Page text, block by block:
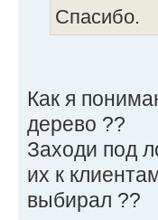
Спасибо.
Как я
дерево ??
Заходи под
их к
выбирал ??